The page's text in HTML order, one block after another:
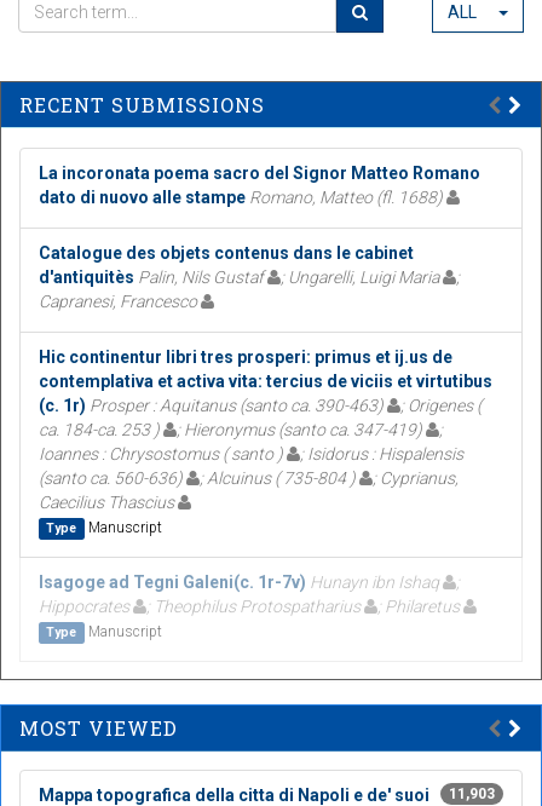
ALL
RECENT SUBMISSIONS
La incoronata poema sacro del Signor Matteo Romano
dato di nuovo alle stampe Romano, Matteo (fl. 1688)
Catalogue des objets contenus dans le cabinet
d'antiquitès Palin, Nils Gustaf ; Ungarelli, Luigi Maria
;
Capranesi, Francesco
Hic continentur libri tres prosperi: primus et ij.us de
contemplativa et activa vita: tercius de viciis et virtutibus
(c. 1r) Prosper : Aquitanus (santo ca. 390-463)
; Origenes (
ca. 184-ca. 253 )
; Hieronymus (santo ca. 347-419)
;
Ioannes : Chrysostomus ( santo )
; Isidorus : Hispalensis
(santo ca. 560-636)
; Alcuinus ( 735-804 )
; Cyprianus,
Caecilius Thascius
Type Manuscript
Isagoge ad Tegni Galeni(c. 1r-7v) Hunayn ibn Ishaq
Hippocrates
; Theophilus Protospatharius ; Philaretus
Type Manuscript
MOST VIEWED
11,903
Mappa topografica della citta di Napoli e de' suoi